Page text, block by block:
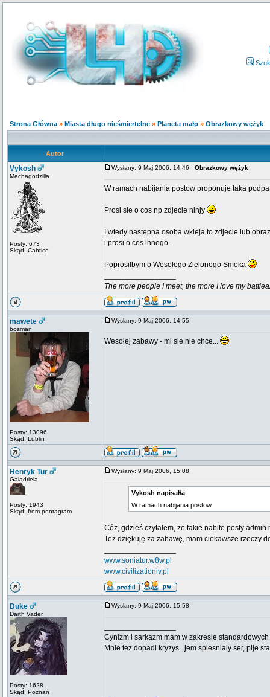
Strona Główna » Miasta długo nieśmiertelne » Planeta małp » Obrazkowy wężyk
Autor
Vykosh
Mechagodzilla
Posty: 673
Skąd: Cahtice
Wysłany: 9 Maj 2006, 14:46 Obrazkowy wężyk
W ramach nabijania postow proponuje taka
Prosi sie o cos np zdjecie ninjy
I wtedy nastepna osoba wkleja to zdjecie lub
i prosi o cos innego.
Poprosilbym o Wesołego Zielonego Smoka
The more people I meet, the more I love my
mawete
bosman
Posty: 13096
Skąd: Lublin
Wysłany: 9 Maj 2006, 14:55
Wesołej zabawy - mi sie nie chce...
Henryk Tur
Galadriela
Posty: 1943
Skąd: from pentagram
Wysłany: 9 Maj 2006, 15:08
Vykosh napisał/a
W ramach nabijania postow
Cóż, gdzieś czytałem, że takie nabite posty admin
Też dziękuję za zabawę, mam ciekawsze rzeczy
www.soniatur.w8w.pl
www.civilizationiv.pl
Duke
Darth Vader
Posty: 1628
Skąd: Poznań
Wysłany: 9 Maj 2006, 15:58
Cynizm i sarkazm mam w zakresie
Mnie tez dopadl kryzys.. jem splesnialy ser, pije